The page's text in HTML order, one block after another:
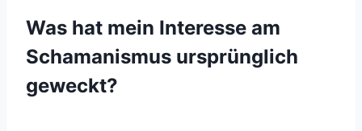
Was hat mein Interesse am
Schamanismus ursprünglich
geweckt?